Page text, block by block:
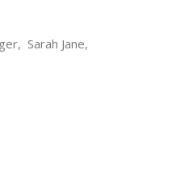
Sarah Jane,